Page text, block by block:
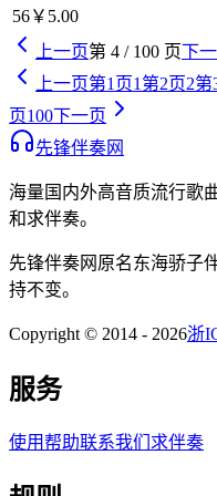
56￥5.00
上一页第 4 / 100 页下
上一页第1 页1 第2页2第
页100下一页
先锋伴奏网
海量国内外高音质流行歌
和求伴奏。
先锋伴奏网 原名东海骄子
持不变。
Copyright © 2014 - 2026浙
服务
使用帮助联系我们 求伴奏